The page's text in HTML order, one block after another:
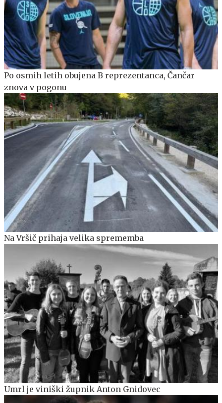
Po osmih letih obujena B reprezentanca, Čančar
znova v pogonu
Na Vršič prihaja velika sprememba
Umrl je viniški župnik Anton Gnidovec